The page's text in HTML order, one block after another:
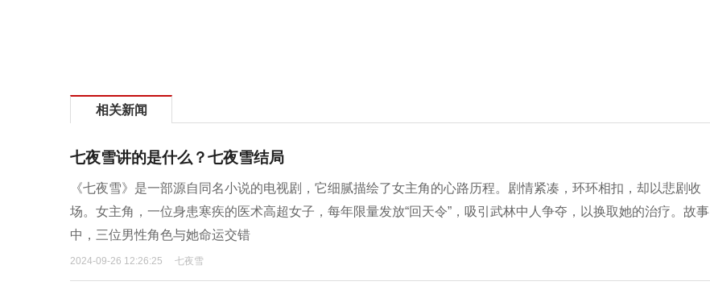
相关新闻
七夜雪讲的是什么？七夜雪结局
《七夜雪》是一部源自同名小说的电视剧，它细腻描绘了女主角的心路历程。剧情紧凑，环环相扣，却以悲剧收
场。女主角，一位身患寒疾的医术高超女子，每年限量发放“回天令”，吸引武林中人争夺，以换取她的治疗。故事
中，三位男性角色与她命运交错
2024-09-26 12:26:25 七夜雪